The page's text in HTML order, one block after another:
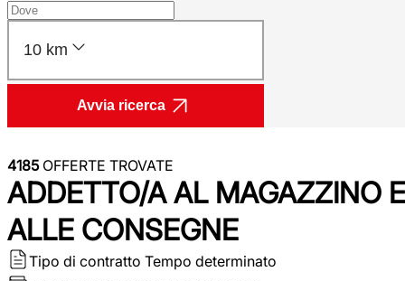
10 km
Avvia ricerca
4185OFFERTE TROVATE
ADDETTO/A AL MAGAZZINO E
ALLE CONSEGNE
Tipo di contratto Tempo determinato